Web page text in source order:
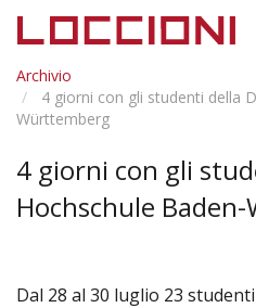
Archivio
4 giorni con gli studenti della
Württemberg
4 giorni con gli
Hochschule
Dal 28 al 30 luglio 23